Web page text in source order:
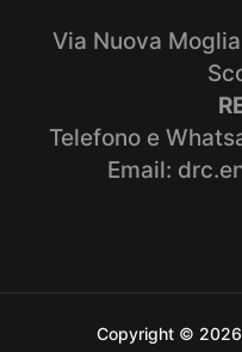
Via Nuova
Telefono e
Email:
Copyright © 2026